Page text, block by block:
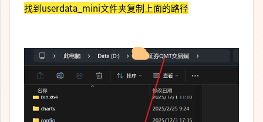
找到userdata_mini文件夹复制上面的路径